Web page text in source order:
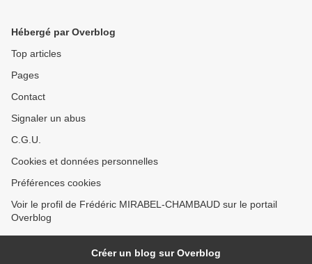
Hébergé par Overblog
Top articles
Pages
Contact
Signaler un abus
C.G.U.
Cookies et données personnelles
Préférences cookies
Voir le profil de Frédéric MIRABEL-CHAMBAUD sur le portail
Overblog
Créer un blog sur Overblog